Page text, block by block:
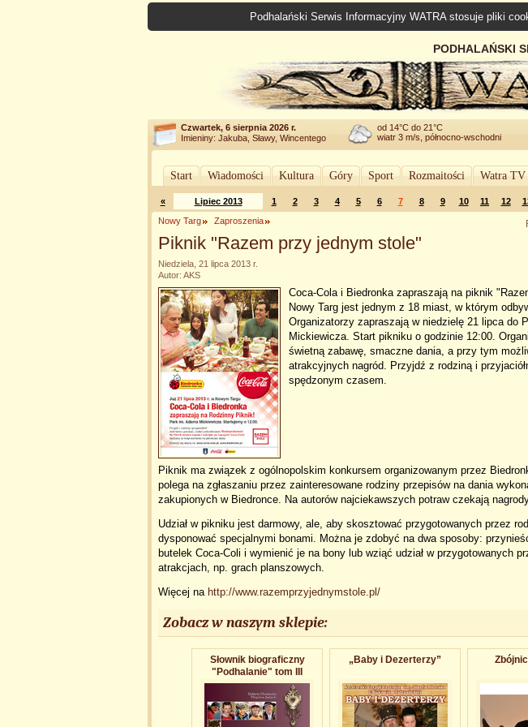
Podhalański Serwis Informacyjny WATRA stosuje pliki
PODHALAŃSKI
Czwartek, 6 sierpnia 2026 r.
Imieniny: Jakuba, Sławy, Wincentego
od 14°C do 21°C
wiatr 3 m/s, północno-wschodni
Start Wiadomości Kultura Góry Sport Rozmaitości Watra TV
« Lipiec 2013 1 2 3 4 5 6 7 8 9 10 11 12
Nowy Targ Zaproszenia
Piknik "Razem przy jednym stole"
Niedziela, 21 lipca 2013 r.
Autor: AKS
Coca-Cola i Biedronka zapraszają na piknik
Nowy Targ jest jednym z 18 miast, w którym
Organizatorzy zapraszają w niedzielę 21 lipca do
Mickiewicza. Start pikniku o godzinie 12:00.
świetną zabawę, smaczne dania, a przy tym
atrakcyjnych nagród. Przyjdź z rodziną i
spędzonym czasem.
Piknik ma związek z ogólnopolskim konkursem organizowanym przez
polega na zgłaszaniu przez zainteresowane rodziny przepisów na dania
zakupionych w Biedronce. Na autorów najciekawszych potraw czekają
Udział w pikniku jest darmowy, ale, aby skosztować przygotowanych przez
dysponować specjalnymi bonami. Można je zdobyć na dwa sposoby:
butelek Coca-Coli i wymienić je na bony lub wziąć udział w przygotowanych
atrakcjach, np. grach planszowych.
Więcej na http://www.razemprzyjednymstole.pl/
Zobacz w naszym sklepie:
Słownik biograficzny
"Podhalanie" tom III
„Baby i Dezerterzy”